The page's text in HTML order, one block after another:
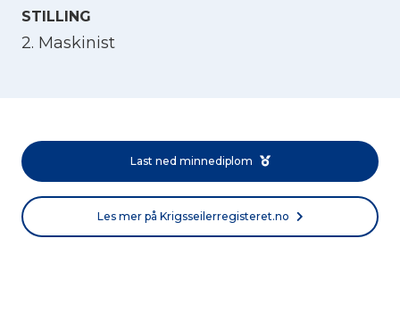
STILLING
2. Maskinist
Last ned minnediplom
Les mer på Krigsseilerregisteret.no